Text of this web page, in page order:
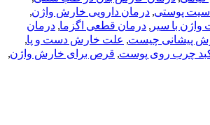
پوستی درمان دارویی خارش واژن
با سیر درمان قطعی اگزما درمان
پیشانی چیست علت خارش دست و پا
چرب روی پوست قرص برای خارش واژن